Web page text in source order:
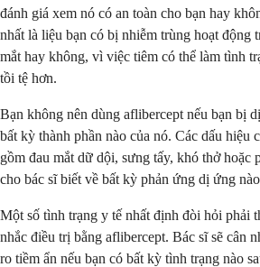
đánh giá xem nó có an toàn cho bạn hay
nhất là liệu bạn có bị nhiễm trùng hoạt động
mắt hay không, vì việc tiêm có thể làm tình
tồi tệ hơn.
Bạn không nên dùng aflibercept nếu bạn bị
bất kỳ thành phần nào của nó. Các dấu hiệu
gồm đau mắt dữ dội, sưng tấy, khó thở hoặc
cho bác sĩ biết về bất kỳ phản ứng dị ứng
Một số tình trạng y tế nhất định đòi hỏi phải
nhắc điều trị bằng aflibercept. Bác sĩ sẽ cân
ro tiềm ẩn nếu bạn có bất kỳ tình trạng nào